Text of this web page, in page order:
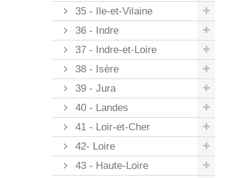
35 - Ile-et-Vilaine
36 - Indre
37 - Indre-et-Loire
38 - Isère
39 - Jura
40 - Landes
41 - Loir-et-Cher
42- Loire
43 - Haute-Loire